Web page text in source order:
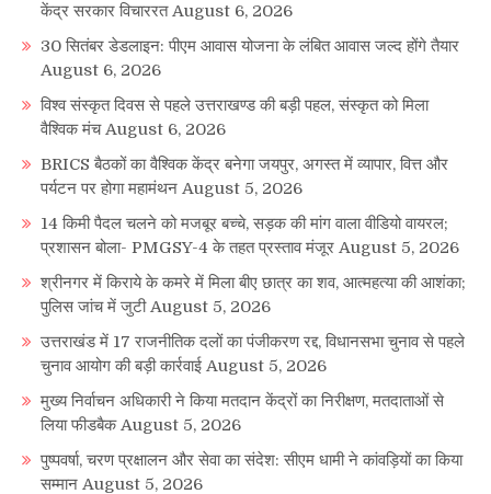
केंद्र सरकार विचाररत August 6, 2026
30 सितंबर डेडलाइन: पीएम आवास योजना के लंबित आवास जल्द होंगे तैयार
August 6, 2026
विश्व संस्कृत दिवस से पहले उत्तराखण्ड की बड़ी पहल, संस्कृत को मिला
वैश्विक मंच August 6, 2026
BRICS बैठकों का वैश्विक केंद्र बनेगा जयपुर, अगस्त में व्यापार, वित्त और
पर्यटन पर होगा महामंथन August 5, 2026
14 किमी पैदल चलने को मजबूर बच्चे, सड़क की मांग वाला वीडियो वायरल;
प्रशासन बोला- PMGSY-4 के तहत प्रस्ताव मंजूर August 5, 2026
श्रीनगर में किराये के कमरे में मिला बीए छात्र का शव, आत्महत्या की आशंका;
पुलिस जांच में जुटी August 5, 2026
उत्तराखंड में 17 राजनीतिक दलों का पंजीकरण रद्द, विधानसभा चुनाव से पहले
चुनाव आयोग की बड़ी कार्रवाई August 5, 2026
मुख्य निर्वाचन अधिकारी ने किया मतदान केंद्रों का निरीक्षण, मतदाताओं से
लिया फीडबैक August 5, 2026
पुष्पवर्षा, चरण प्रक्षालन और सेवा का संदेश: सीएम धामी ने कांवड़ियों का किया
सम्मान August 5, 2026